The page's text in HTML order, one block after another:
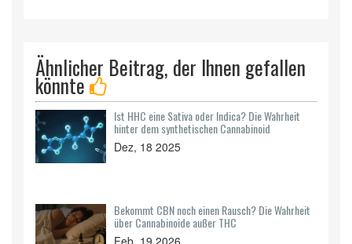
Ähnlicher Beitrag, der Ihnen gefallen
könnte
Ist HHC eine Sativa oder Indica? Die Wahrheit
hinter dem synthetischen Cannabinoid
Dez, 18 2025
Bekommt CBN noch einen Rausch? Die Wahrheit
über Cannabinoide außer THC